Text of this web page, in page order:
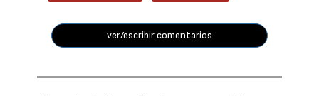
ver/escribir comentarios